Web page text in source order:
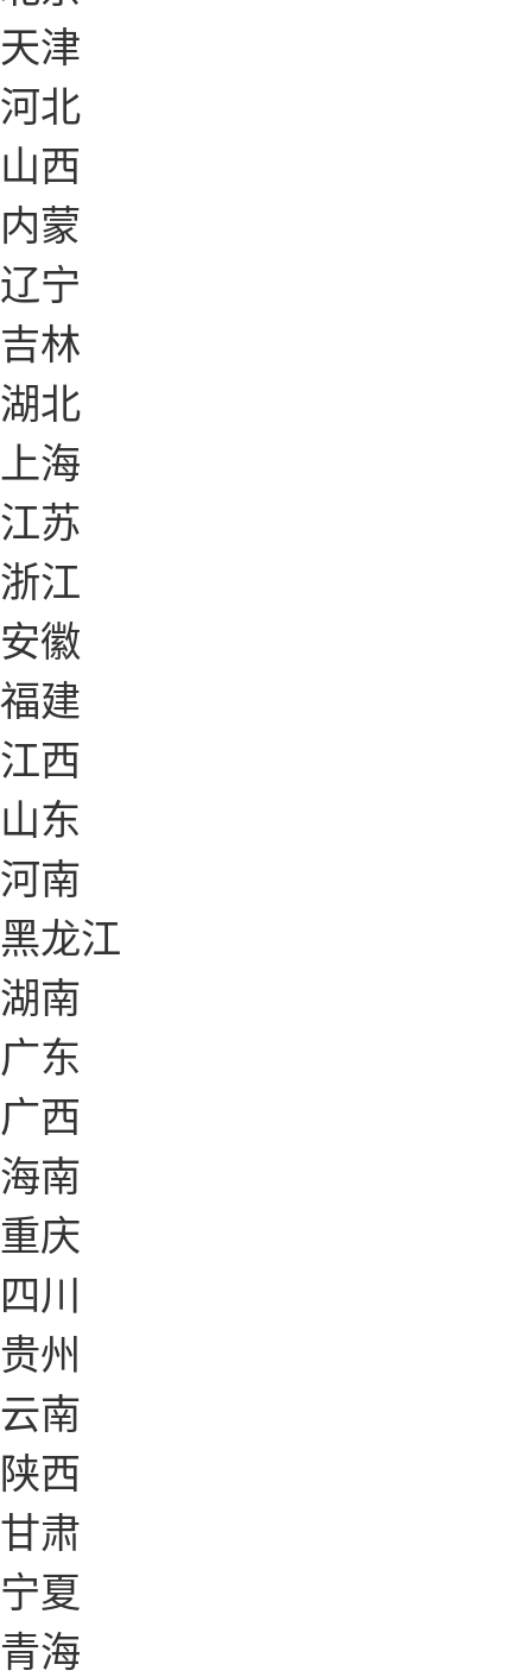
天津
河北
山西
内蒙
辽宁
吉林
湖北
上海
江苏
浙江
安徽
福建
江西
山东
河南
黑龙江
湖南
广东
广西
海南
重庆
四川
贵州
云南
陕西
甘肃
宁夏
青海